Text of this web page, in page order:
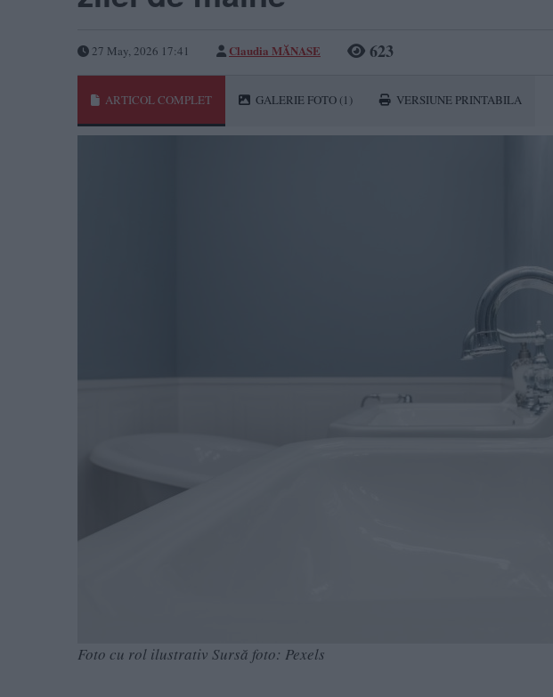
27 May, 2026 17:41 Claudia MĂNASE 623
ARTICOL COMPLET GALERIE FOTO (1) VERSIUNE PRINTABILA
Foto cu rol ilustrativ Sursă foto: Pexels